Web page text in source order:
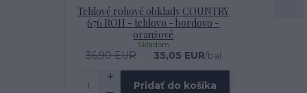
Tehlové rohové obklady COUNTRY
676 ROH - tehlovo - bordovo -
oranžové
36,90 EUR 35,05 EUR/bal
Skladom
Pridať do košíka